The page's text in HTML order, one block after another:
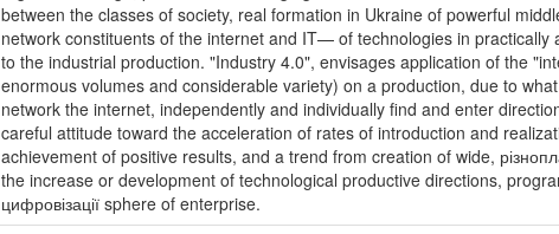
between the classes of society, real formation in Ukraine of powerful
network constituents of the internet and IT— of technologies in
to the industrial production. "Industry 4.0", envisages application of the
enormous volumes and considerable variety) on a production, due to
network the internet, independently and individually find and enter
careful attitude toward the acceleration of rates of introduction and
achievement of positive results, and a trend from creation of wide,
the increase or development of technological productive directions,
цифровізації sphere of enterprise.